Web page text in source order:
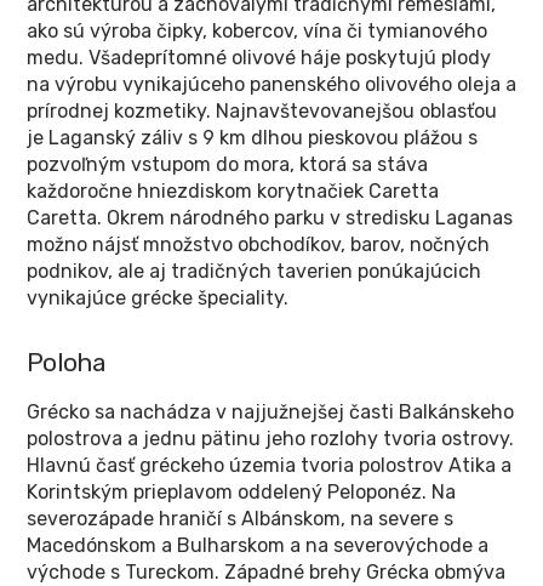
architektúrou a zachovalými tradičnými remeslami,
ako sú výroba čipky, kobercov, vína či tymianového
medu. Všadeprítomné olivové háje poskytujú plody
na výrobu vynikajúceho panenského olivového oleja a
prírodnej kozmetiky. Najnavštevovanejšou oblasťou
je Laganský záliv s 9 km dlhou pieskovou plážou s
pozvoľným vstupom do mora, ktorá sa stáva
každoročne hniezdiskom korytnačiek Caretta
Caretta. Okrem národného parku v stredisku Laganas
možno nájsť množstvo obchodíkov, barov, nočných
podnikov, ale aj tradičných taverien ponúkajúcich
vynikajúce grécke špeciality.
Poloha
Grécko sa nachádza v najjužnejšej časti Balkánskeho
polostrova a jednu pätinu jeho rozlohy tvoria ostrovy.
Hlavnú časť gréckeho územia tvoria polostrov Atika a
Korintským prieplavom oddelený Peloponéz. Na
severozápade hraničí s Albánskom, na severe s
Macedónskom a Bulharskom a na severovýchode a
východe s Tureckom. Západné brehy Grécka obmýva